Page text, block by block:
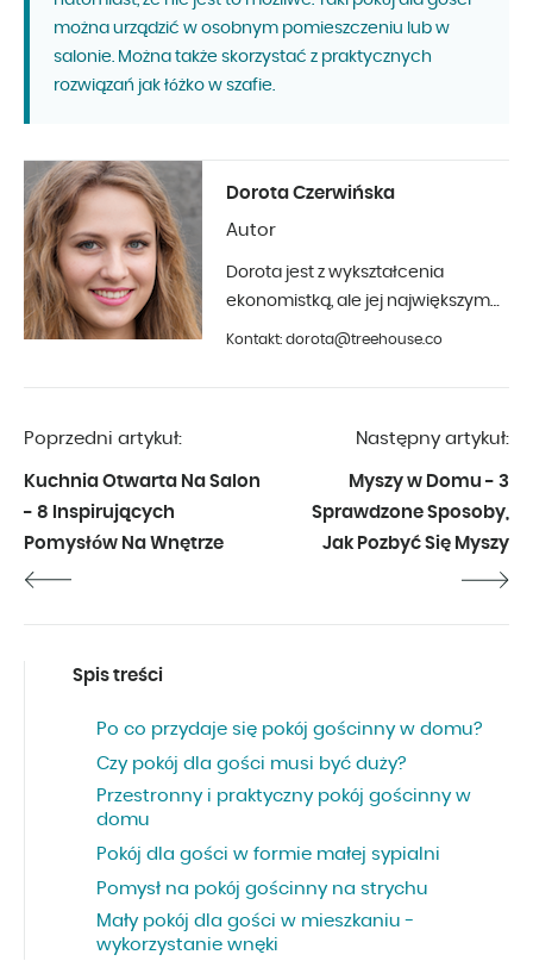
można urządzić w osobnym pomieszczeniu lub w
salonie. Można także skorzystać z praktycznych
rozwiązań jak łóżko w szafie.
Dorota Czerwińska
Autor
Dorota jest z wykształcenia
ekonomistką, ale jej największym
hobby jest fotografia i aranżacja
od początku 2019 roku.
Kontakt: dorota@treehouse.co
Poprzedni artykuł:
Kuchnia Otwarta Na Salon
- 8 Inspirujących
Pomysłów Na Wnętrze
Następny artykuł:
Myszy w Domu - 3
Sprawdzone Sposoby,
Jak Pozbyć Się Myszy
Spis treści
Po co przydaje się pokój gościnny w domu?
Czy pokój dla gości musi być duży?
Przestronny i praktyczny pokój gościnny w
domu
Pokój dla gości w formie małej sypialni
Pomysł na pokój gościnny na strychu
Mały pokój dla gości w mieszkaniu -
wykorzystanie wnęki